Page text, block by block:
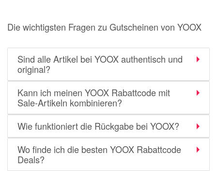
heine
ABOUT YOU
Alle Shops anzeigen
Die wichtigsten Fragen zu Gutscheinen von YOOX
Sind alle Artikel bei YOOX authentisch und
original?
Kann ich meinen YOOX Rabattcode mit
Sale-Artikeln kombinieren?
Wie funktioniert die Rückgabe bei YOOX?
Wo finde ich die besten YOOX Rabattcode
Deals?